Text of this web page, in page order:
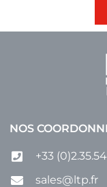
NOS
+33
sales@ltp.fr